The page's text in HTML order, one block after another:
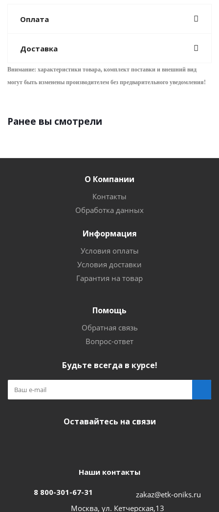
Оплата
Доставка
Внимание: характеристики товара, комплект поставки и внешний вид
могут быть изменены производителем без предварительного уведомления!
Ранее вы смотрели
О Компании
Контакты
Обработка данных
Информация
Условия оплаты
Условия доставки
Гарантия на товар
Помощь
Обратная связь
Вопрос-ответ
Будьте всегда в курсе!
Оставайтесь на связи
Наши контакты
8 800-301-67-31
zakaz@etk-oniks.ru
Москва, ул. Кетчерская,13